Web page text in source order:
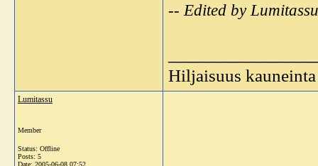
-- Edited by
Hiljaisuus
Lumitassu
Member
Status: Offline
Posts: 5
Date: 2005-06-08 07:52